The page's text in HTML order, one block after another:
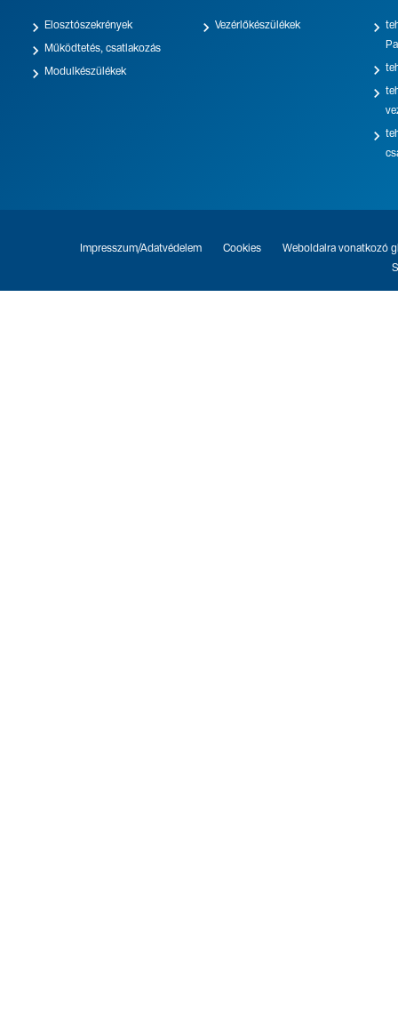
 Elosztószekrények
 Működtetés, csatlakozás
 Modulkészülékek
 Vezérlőkészülékek 



Impresszum/Adatvédelem Cookies
Weboldalra vonatkozó